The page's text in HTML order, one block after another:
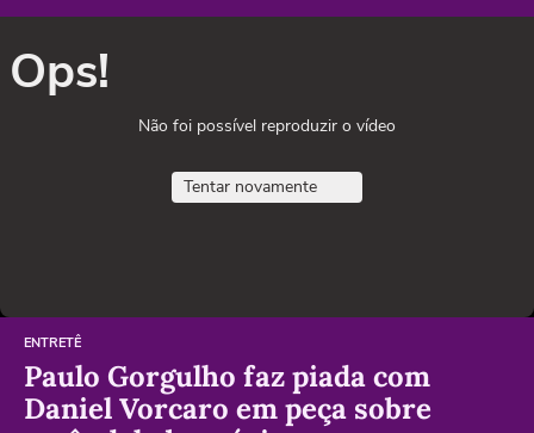
Ops!
Não foi possível reproduzir o vídeo
Tentar novamente
ENTRETÊ
Paulo Gorgulho faz piada com
Daniel Vorcaro em peça sobre